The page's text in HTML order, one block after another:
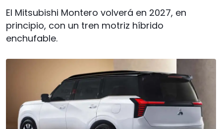
El Mitsubishi Montero volverá en 2027, en
principio, con un tren motriz híbrido
enchufable.